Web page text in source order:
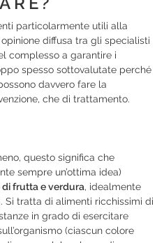
particolarmente utili alla
diffusa tra gli specialisti
complesso a garantire i
spesso sottovalutate perché
davvero fare la
che di trattamento.
questo significa che
sempre un’ottima idea)
di frutta e verdura, idealmente
Si tratta di alimenti ricchissimi di
in grado di esercitare
(ciascun colore